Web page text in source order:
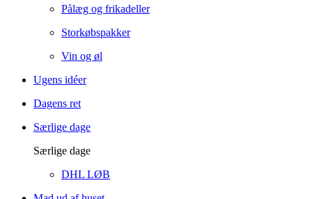
Pålæg og frikadeller
Storkøbspakker
Vin og øl
Ugens idéer
Dagens ret
Særlige dage
Særlige dage
DHL LØB